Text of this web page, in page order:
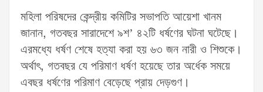
মহিলা পরিষদের কেন্দ্রীয় কমিটির সভাপতি আয়েশা খানম
জানান, গতবছর সারাদেশে ৯শ’ ৪২টি ধর্ষণের ঘটনা ঘটেছে।
এরমধ্যে ধর্ষণ শেষে হত্যা করা হয় ৬৩ জন নারী ও শিশুকে।
অর্থাৎ, গতবছর যে পরিমাণ ধর্ষণ হয়েছে তার অর্ধেক সময়ে
এবছর ধর্ষণের পরিমাণ বেড়েছে প্রায় দেড়গুণ।